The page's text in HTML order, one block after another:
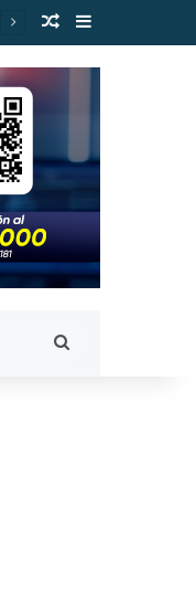
Publicación al
Barra lateral